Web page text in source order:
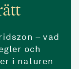
– vad
och
i naturen